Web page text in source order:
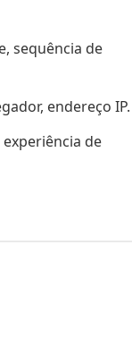
sequência de
endereço IP.
de